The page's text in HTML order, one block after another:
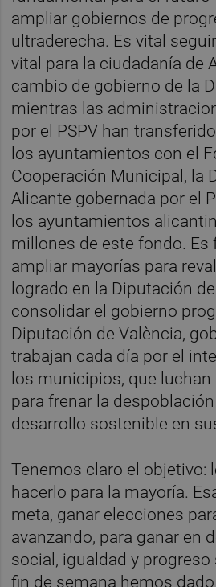
ampliar gobiernos de
ultraderecha. Es vital
vital para la ciudadanía de
cambio de gobierno de la
mientras las
por el PSPV han
los ayuntamientos con el
Cooperación Municipal, la
Alicante gobernada por el
los ayuntamientos
millones de este fondo. Es
ampliar mayorías para
logrado en la Diputación
consolidar el gobierno
Diputación de València,
trabajan cada día por el
los municipios, que luchan
para frenar la
desarrollo sostenible en
Tenemos claro el objetivo:
hacerlo para la mayoría.
meta, ganar elecciones
avanzando, para ganar en
social, igualdad y
fin de semana hemos